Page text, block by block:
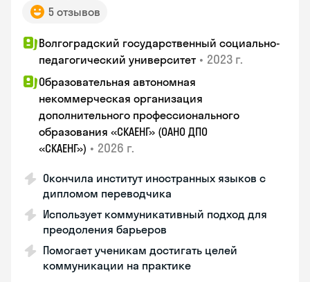
5 отзывов
Волгоградский государственный социально-
педагогический университет • 2023 г.
Образовательная автономная
некоммерческая организация
дополнительного профессионального
образования «СКАЕНГ» (ОАНО ДПО
«СКАЕНГ») • 2026 г.
Окончила институт иностранных языков с
дипломом переводчика
Использует коммуникативный подход для
преодоления барьеров
Помогает ученикам достигать целей
коммуникации на практике